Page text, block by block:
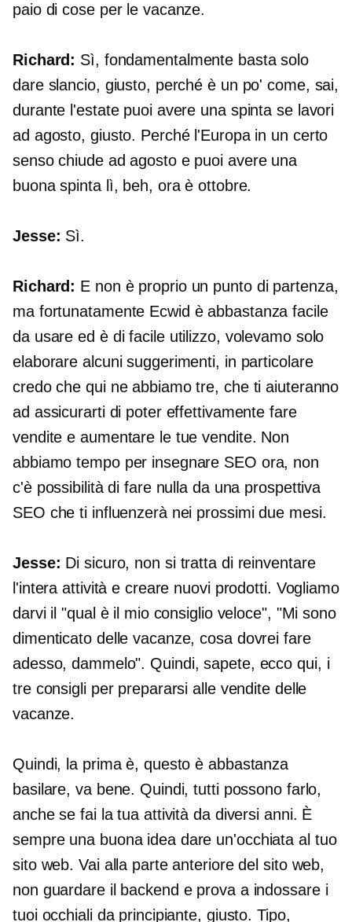
paio di cose per le vacanze.
Richard: Sì, fondamentalmente basta solo
dare slancio, giusto, perché è un po' come, sai,
durante l'estate puoi avere una spinta se lavori
ad agosto, giusto. Perché l'Europa in un certo
senso chiude ad agosto e puoi avere una
buona spinta lì, beh, ora è ottobre.
Jesse: Sì.
Richard: E non è proprio un punto di partenza,
ma fortunatamente Ecwid è abbastanza facile
da usare ed è di facile utilizzo, volevamo solo
elaborare alcuni suggerimenti, in particolare
credo che qui ne abbiamo tre, che ti aiuteranno
ad assicurarti di poter effettivamente fare
vendite e aumentare le tue vendite. Non
abbiamo tempo per insegnare SEO ora, non
c'è possibilità di fare nulla da una prospettiva
SEO che ti influenzerà nei prossimi due mesi.
Jesse: Di sicuro, non si tratta di reinventare
l'intera attività e creare nuovi prodotti. Vogliamo
darvi il "qual è il mio consiglio veloce", "Mi sono
dimenticato delle vacanze, cosa dovrei fare
adesso, dammelo". Quindi, sapete, ecco qui, i
tre consigli per prepararsi alle vendite delle
vacanze.
Quindi, la prima è, questo è abbastanza
basilare, va bene. Quindi, tutti possono farlo,
anche se fai la tua attività da diversi anni. È
sempre una buona idea dare un'occhiata al tuo
sito web. Vai alla parte anteriore del sito web,
non guardare il backend e prova a indossare i
tuoi occhiali da principiante, giusto. Tipo,